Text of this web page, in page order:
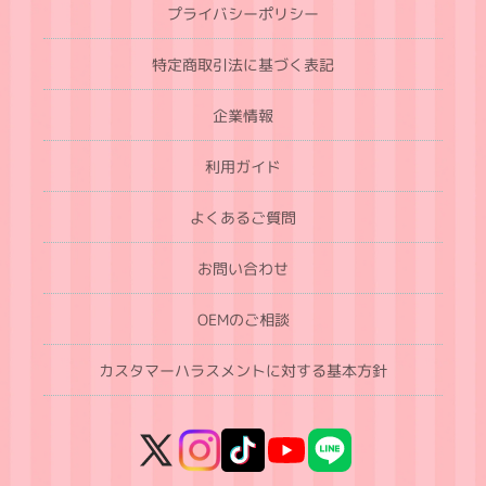
プライバシーポリシー
特定商取引法に基づく表記
企業情報
利用ガイド
よくあるご質問
お問い合わせ
OEMのご相談
カスタマーハラスメントに対する基本方針
X
InstagramTikTokYouTubeLINE